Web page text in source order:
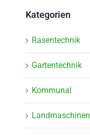
Kategorien
Rasentechnik
Gartentechnik
Kommunal
Landmaschinen